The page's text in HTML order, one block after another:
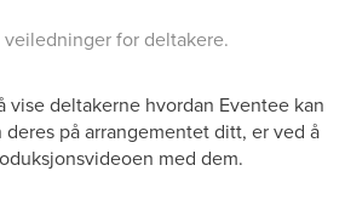
for deltakere.
vise deltakerne hvordan Eventee kan
på arrangementet ditt, er ved å
med dem.